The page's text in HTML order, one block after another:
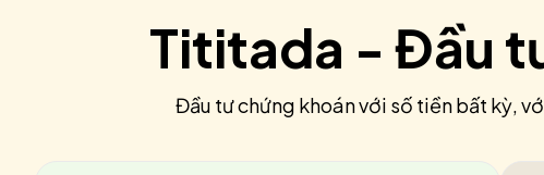
Tititada - Đầu
Đầu tư chứng khoán với số tiền bất kỳ,